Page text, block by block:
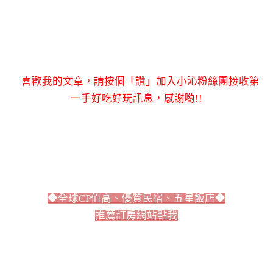
喜歡我的文章，請按個「讚」加入小沁粉絲團接收第
一手好吃好玩訊息，感謝喲!!
◆全球CP值高、優質民宿、五星飯店◆
推薦訂房網站點我